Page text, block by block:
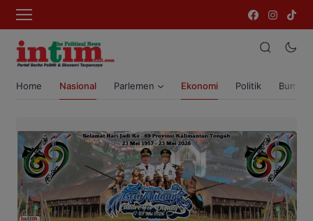
Home Nasional Parlemen Ekonomi Politik Bumi